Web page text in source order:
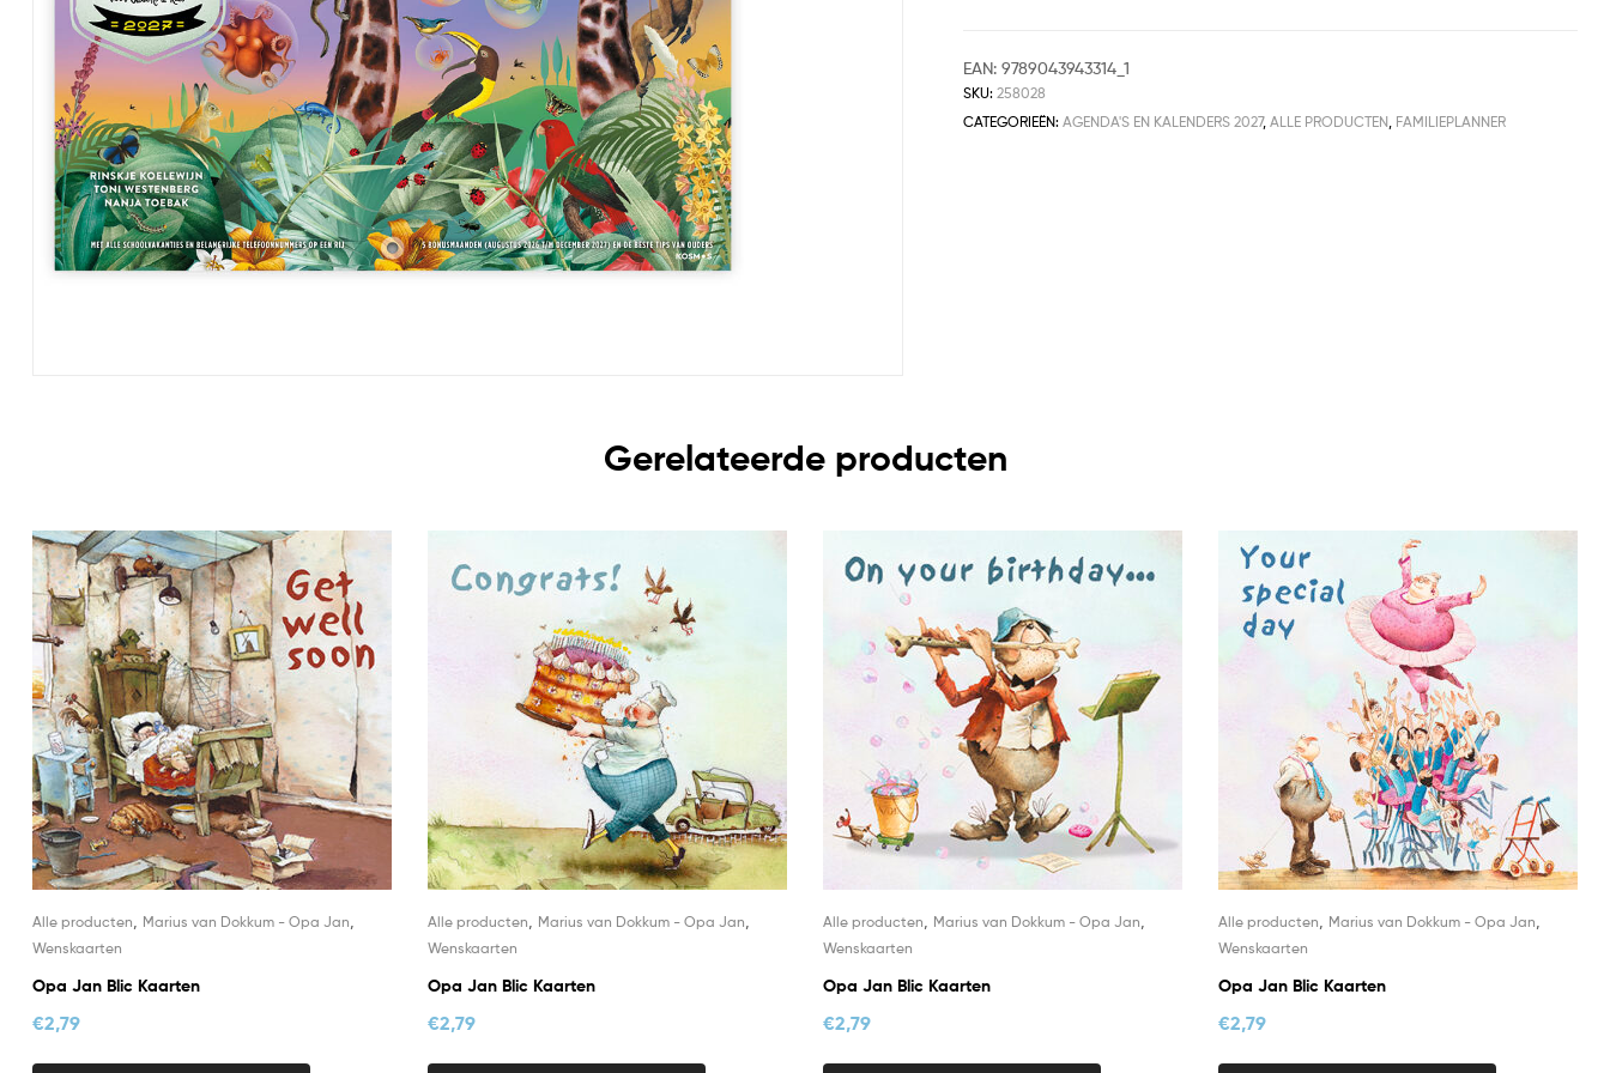
EAN:9789043943314_1
SKU:258028
CATEGORIEËN:AGENDA'S EN KALENDERS 2027,ALLE PRODUCTEN FAMILIEPLANNER
Gerelateerde producten
Alle producten, Marius van Dokkum - Opa Jan,
Wenskaarten
Opa Jan Blic Kaarten
€2,79
Alle producten, Marius van Dokkum - Opa Jan,
Wenskaarten
Opa Jan Blic Kaarten
€2,79
Alle producten, Marius van Dokkum - Opa Jan,
Wenskaarten
Opa Jan Blic Kaarten
€2,79
Alle producten, Marius van Dokkum - Opa Jan,
Wenskaarten
Opa Jan Blic Kaarten
€2,79